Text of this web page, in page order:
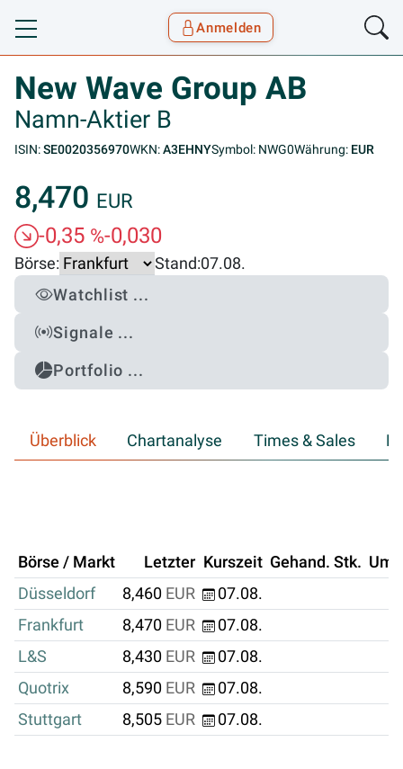
Toggle navigation
Anmelden
New Wave Group AB
Namn-Aktier B
ISIN:SE0020356970WKN:A3EHNYSymbol: NWG0Währung: EUR
8,470 EUR
-0,35 %-0,030
Börse: Stand:07.08.
Watchlist ...
Signale ...
Portfolio ...
Überblick Chartanalyse Times & Sales
Börse / Markt Letzter Kurszeit Gehand. Stk.
Düsseldorf
8,460 EUR
07.08.
Frankfurt
8,470 EUR
07.08.
L&S
8,430 EUR
07.08.
Quotrix
8,590 EUR
07.08.
Stuttgart
8,505 EUR 07.08.